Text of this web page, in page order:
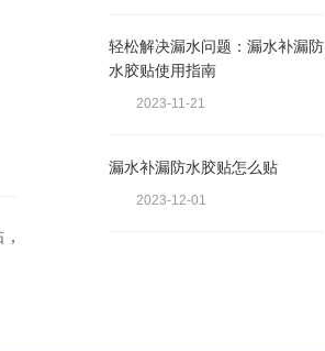
这样粘才不掉！
轻松解决漏水问题：漏水补漏防
水胶贴使用指南
2023-11-21
漏水补漏防水胶贴怎么贴
2023-12-01